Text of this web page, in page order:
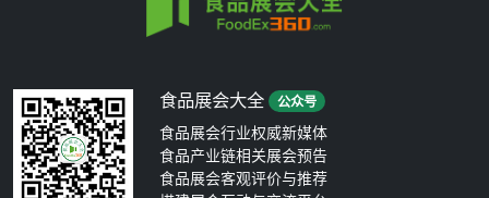
食品展会大全 公众号
食品展会行业权威新媒体
食品产业链相关展会预告
食品展会客观评价与推荐